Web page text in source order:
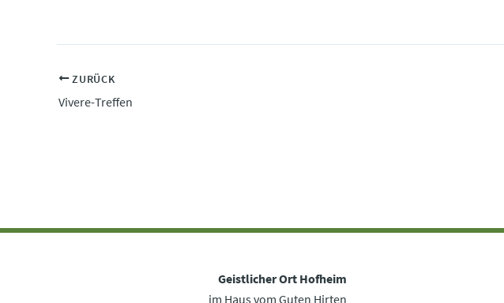
ZURÜCK
Vivere-Treffen
Geistlicher Ort Hofheim
im Haus vom Guten Hirten